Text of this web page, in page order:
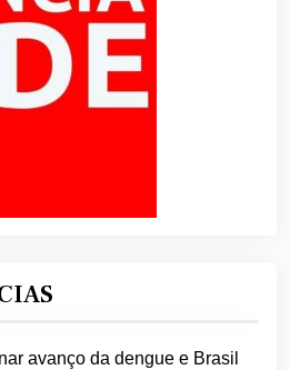
avanço da dengue e Brasil